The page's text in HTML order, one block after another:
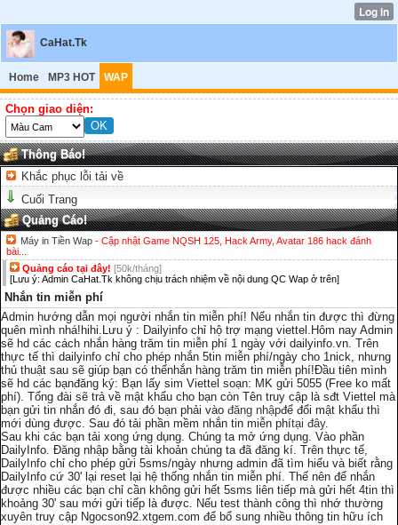
CaHat.Tk
Home MP3 HOT WAP
Chọn giao diện:
Thông Báo!
Khắc phục lỗi tải về
Cuối Trang
Quảng Cáo!
Máy in Tiền Wap - Cập nhật Game NQSH 125, Hack Army, Avatar 186 hack đánh
bài...
Quảng cáo tại đây! [50k/tháng]
[Lưu ý: Admin CaHat.Tk không chịu trách nhiệm về nội dung QC Wap ở trên]
Nhắn tin miễn phí
Admin hướng dẫn mọi người nhắn tin miễn phí! Nếu nhắn tin được thì đừng
quên mình nhá!hihi.Lưu ý : Dailyinfo chỉ hộ trợ mạng viettel.Hôm nay Admin
sẽ hd các cách nhắn hàng trăm tin miễn phí 1 ngày với dailyinfo.vn. Trên
thực tế thì dailyinfo chỉ cho phép nhắn 5tin miễn phí/ngày cho 1nick, nhưng
thủ thuật sau sẽ giúp bạn có thểnhắn hàng trăm tin miễn phí!Đầu tiên mình
sẽ hd các bạnđăng ký: Bạn lấy sim Viettel soạn: MK gửi 5055 (Free ko mất
phí). Tổng đài sẽ trả về mật khẩu cho bạn còn Tên truy cập là sđt Viettel mà
bạn gửi tin nhắn đó đi, sau đó bạn phải vào đăng nhậpđể đổi mật khẩu thì
mới dùng được. Sau đó tải phần mềm nhắn tin miễn phítại đây.
Sau khi các bạn tải xong ứng dụng. Chúng ta mở ứng dụng. Vào phần
DailyInfo. Đăng nhập bằng tài khoản chúng ta đã đăng kí. Trên thực tế,
DailyInfo chỉ cho phép gửi 5sms/ngày nhưng admin đã tìm hiểu và biết rằng
DailyInfo cứ 30' lại reset lại hệ thống nhắn tin miễn phí. Thế nên để nhắn
được nhiều các bạn chỉ cần không gửi hết 5sms liên tiếp mà gửi hết 4tin thì
khoảng 30' sau mới gửi tiếp là được. Nếu test thành công thì nhớ thường
xuyên truy cập Ngocson92.xtgem.com để bổ sung nhiều thông tin hữu ích